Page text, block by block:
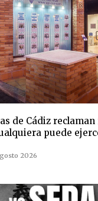
de Cádiz
puede
2026